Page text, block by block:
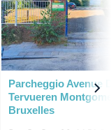
Parcheggio Avenue
Tervueren
Bruxelles